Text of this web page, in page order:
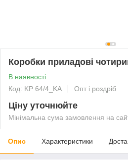
Коробки приладові
В наявності
Код: KP 64/4_KA
Опт і роздріб
Ціну уточнюйте
Мінімальна сума замовлення на
Опис Характеристики